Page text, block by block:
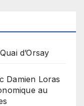
d’Orsay
Damien Loras
au